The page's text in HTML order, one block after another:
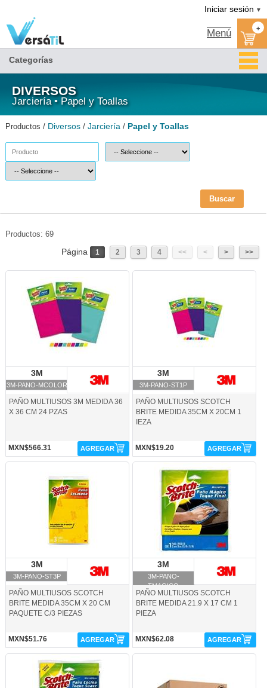
Iniciar sesión ▼
Menú +
Categorías
DIVERSOS
Jarciería • Papel y Toallas
Productos / Diversos / Jarciería / Papel y Toallas
Buscar
Productos: 69
Página 1 2 3 4 << < > >>
3M
3M-PANO-MCOLOR
PAÑO MULTIUSOS 3M MEDIDA 36
X 36 CM 24 PZAS
MXN$566.31 AGREGAR
3M
3M-PANO-ST1P
PAÑO MULTIUSOS SCOTCH
BRITE MEDIDA 35CM X 20CM 1
IEZA
MXN$19.20 AGREGAR
3M
3M-PANO-ST3P
PAÑO MULTIUSOS SCOTCH
BRITE MEDIDA 35CM X 20 CM
PAQUETE C/3 PIEZAS
MXN$51.76 AGREGAR
3M
3M-PANO-
TMAGICO
PAÑO MULTIUSOS SCOTCH
BRITE MEDIDA 21.9 X 17 CM 1
PIEZA
MXN$62.08 AGREGAR
3M-PANO-TSC-3M